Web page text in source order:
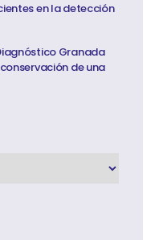
en la detección
Granada
de una